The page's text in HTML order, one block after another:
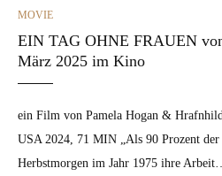
CATEGORIES
MOVIE
EIN TAG OHNE FRAUEN
März 2025 im Kino
ein Film von Pamela Hogan &
USA 2024, 71 MIN „Als 90 Prozent der
Herb­st­mor­gen im Jahr 1975 ihre